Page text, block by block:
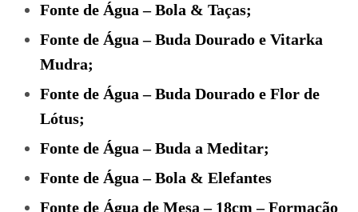
Fonte de Água – Bola & Taças;
Fonte de Água – Buda Dourado e Vitarka
Mudra;
Fonte de Água – Buda Dourado e Flor de
Lótus;
Fonte de Água – Buda a Meditar;
Fonte de Água – Bola & Elefantes
Fonte de Água de Mesa – 18cm – Formação